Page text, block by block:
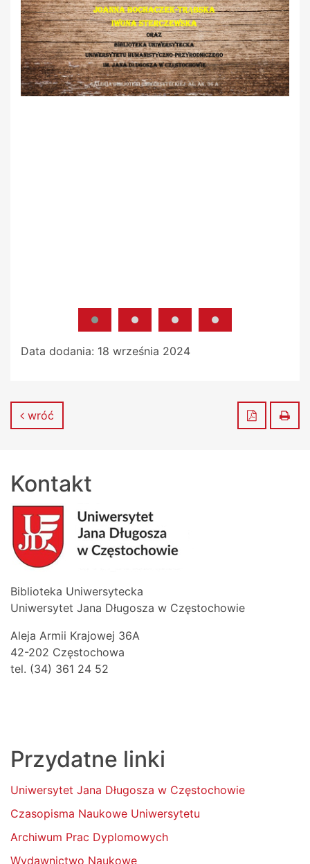
Data dodania: 18 września 2024
wróć Zapisz do
Kontakt
Biblioteka Uniwersytecka
Uniwersytet Jana Długosza w Częstochowie
Aleja Armii Krajowej 36A
42-202 Częstochowa
tel. (34) 361 24 52
Przydatne linki
Uniwersytet Jana Długosza w Częstochowie
Czasopisma Naukowe Uniwersytetu
Archiwum Prac Dyplomowych
Wydawnictwo Naukowe